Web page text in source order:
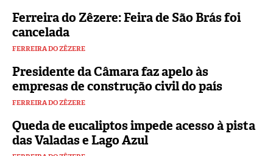
Ferreira do Zêzere: Feira de São Brás foi
cancelada
FERREIRA DO ZÊZERE
Presidente da Câmara faz apelo às
empresas de construção civil do país
FERREIRA DO ZÊZERE
Queda de eucaliptos impede acesso à pista
das Valadas e Lago Azul